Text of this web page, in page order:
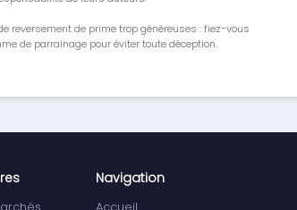
reversement de prime trop généreuses : fiez-vous
de parrainage pour éviter toute déception.
Navigation